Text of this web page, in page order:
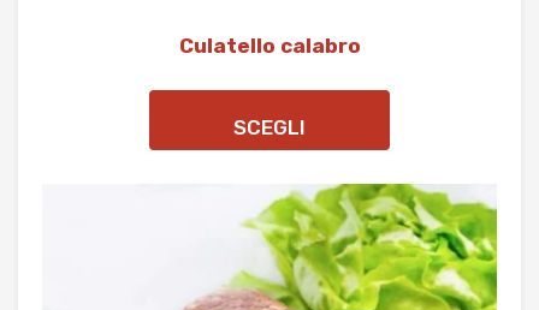
Culatello calabro
SCEGLI